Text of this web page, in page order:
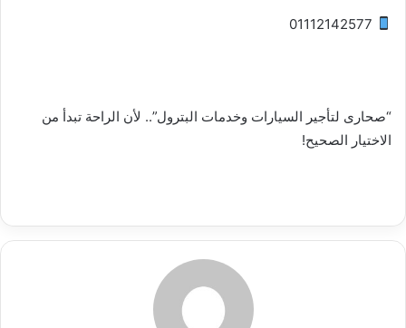
“صحارى لتأجير السيارات وخدمات البترول”.. لأن الراحة تبدأ من
الاختيار الصحيح!